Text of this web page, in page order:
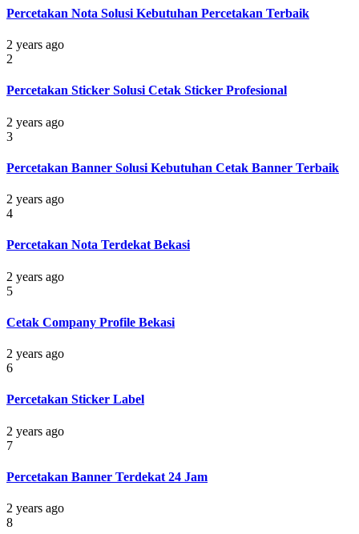
Percetakan Nota Solusi Kebutuhan Percetakan Terbaik
2 years ago
2
Percetakan Sticker Solusi Cetak Sticker Profesional
2 years ago
3
Percetakan Banner Solusi Kebutuhan Cetak Banner Terbaik
2 years ago
4
Percetakan Nota Terdekat Bekasi
2 years ago
5
Cetak Company Profile Bekasi
2 years ago
6
Percetakan Sticker Label
2 years ago
7
Percetakan Banner Terdekat 24 Jam
2 years ago
8